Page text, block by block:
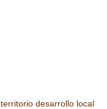
territorio desarrollo local